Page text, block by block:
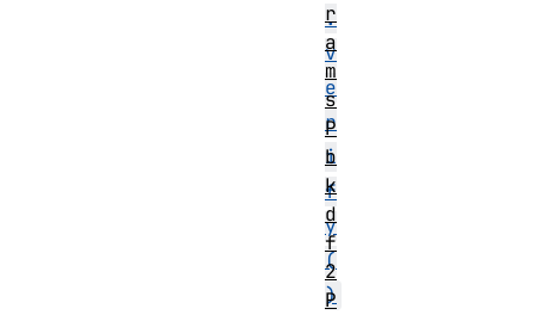
.
v
e
r
i
f
y
(
)
r
a
m
s
P
b
k
d
f
2
P